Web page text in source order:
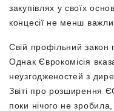
закупівлях у своїх
концесії не менш
Свій профільний
Однак Єврокомісія
неузгодженостей з
Звіті про розширення
поки нічого не